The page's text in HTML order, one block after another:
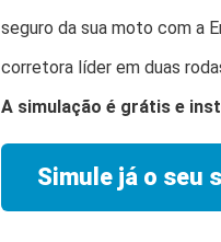
seguro da sua moto com a
corretora líder em duas
A simulação é grátis e
Simule já o seu